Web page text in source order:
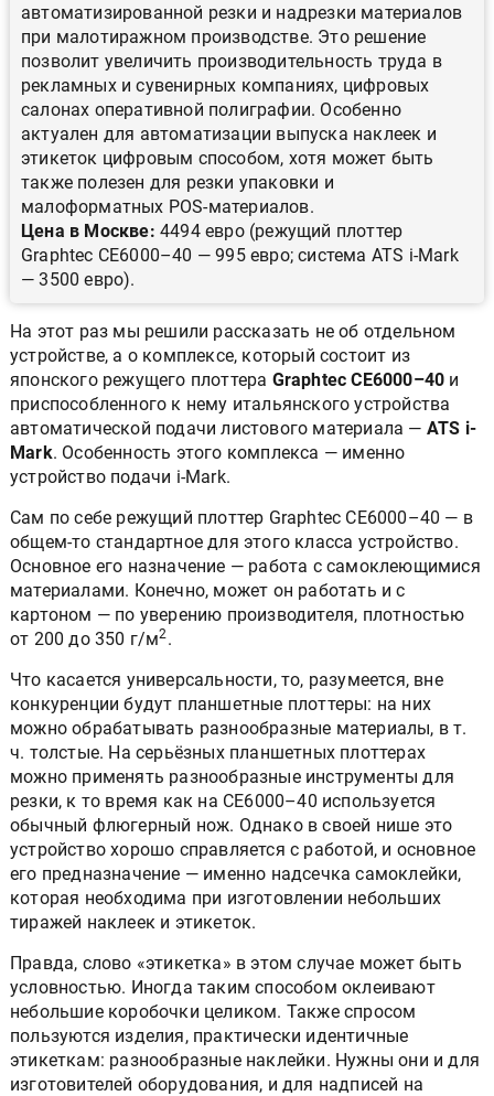
автоматизированной резки и надрезки материалов
при малотиражном производстве. Это решение
позволит увеличить производительность труда в
рекламных и сувенирных компаниях, цифровых
салонах оперативной полиграфии. Особенно
актуален для автоматизации выпуска наклеек и
этикеток цифровым способом, хотя может быть
также полезен для резки упаковки и
малоформатных POS-материалов.
Цена в Москве: 4494 евро (режущий плоттер
Graphtec CE6000–40 — 995 евро; система ATS i-Mark
— 3500 евро).
На этот раз мы решили рассказать не об отдельном
устройстве, а о комплексе, который состоит из
японского режущего плоттера Graphtec CE6000–40 и
приспособленного к нему итальянского устройства
автоматической подачи листового материала — ATS i-
Mark. Особенность этого комплекса — именно
устройство подачи i-Mark.
Сам по себе режущий плоттер Graphtec CE6000–40 — в
общем-то стандартное для этого класса устройство.
Основное его назначение — работа с самоклеющимися
материалами. Конечно, может он работать и с
картоном — по уверению производителя, плотностью
от 200 до 350 г/м2.
Что касается универсальности, то, разумеется, вне
конкуренции будут планшетные плоттеры: на них
можно обрабатывать разнообразные материалы, в т.
ч. толстые. На серьёзных планшетных плоттерах
можно применять разнообразные инструменты для
резки, к то время как на CE6000–40 используется
обычный флюгерный нож. Однако в своей нише это
устройство хорошо справляется с работой, и основное
его предназначение — именно надсечка самоклейки,
которая необходима при изготовлении небольших
тиражей наклеек и этикеток.
Правда, слово «этикетка» в этом случае может быть
условностью. Иногда таким способом оклеивают
небольшие коробочки целиком. Также спросом
пользуются изделия, практически идентичные
этикеткам: разнообразные наклейки. Нужны они и для
изготовителей оборудования, и для надписей на